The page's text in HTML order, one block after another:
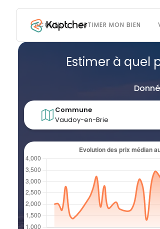
ACCUEIL ESTIMER MON BIEN
Estimer à quel
Commune
Vaudoy-en-Brie